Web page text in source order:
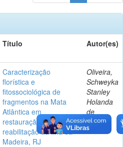
Título Autor(es)
Caracterização
florística e
fitossociológica de
fragmentos na Mata
Atlântica em
restauração e
reabilitação da Ilha da
Madeira, RJ
Oliveira,
Schweyka
Stanley
Holanda
de